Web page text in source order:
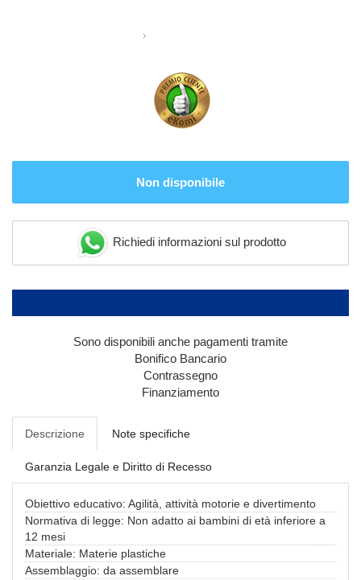
Non disponibile
Richiedi informazioni sul prodotto
Sono disponibili anche pagamenti tramite
Bonifico Bancario
Contrassegno
Finanziamento
Descrizione Note specifiche
Garanzia Legale e Diritto di Recesso
Obiettivo educativo: Agilità, attività motorie e divertimento
Normativa di legge: Non adatto ai bambini di età inferiore a
12 mesi
Materiale: Materie plastiche
Assemblaggio: da assemblare